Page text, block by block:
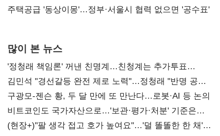
진실 밝혀야"
주택공급 '동상이몽'…정부·서울시 협력 없으면 '공수표'
많이 본 뉴스
'정청래 책임론' 꺼낸 친명계…친청계는 추가투표
때리기
김민석 "경선갈등 완전 제로 노력"…정청래 "반명 공세
사과부터"
구광모-젠슨 황, 두 달 만에 또 만난다…로봇·AI 등 논의
비트코인도 국가자산으로…'보관·평가·처분' 기준은
숙제
(현장+)"팔 생각 접고 호가 높여요"…'덜 똘똘한 한 채'